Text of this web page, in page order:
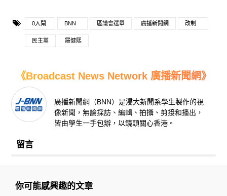
0入閘 BNN 區議會選舉 廣播新聞網 改制
民主黨 羅健熙
《Broadcast News Network 廣播新聞網》
廣播新聞網（BNN）是浸大新聞系學生製作的視
像新聞，無論採訪、編輯、拍攝、剪接和播出，
皆由學生一手包辦，以鏡頭關心香港。
留言
你可能感興趣的文章